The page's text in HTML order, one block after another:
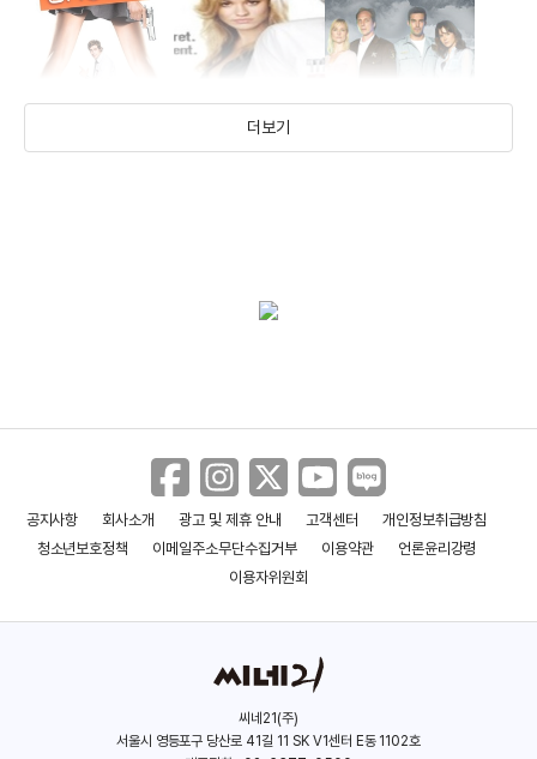
더보기
공지사항 회사소개 광고 및 제휴 안내 고객센터
개인정보취급방침
청소년보호정책
이메일주소무단수집거부 이용약관
언론윤리강령
이용자위원회
씨네21(주)
서울시 영등포구 당산로 41길 11 SK V1센터 E동 1102호